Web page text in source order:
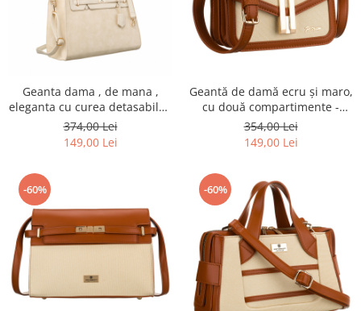
Geanta dama , de mana ,
eleganta cu curea detasabila -
Peterson PTR-PTN R-1907-
9740 BE
374,00 Lei
149,00 Lei
Geantă de damă ecru și maro,
cu două compartimente -
Peterson PTR-PTN DALIA
ECRU-BROWN
354,00 Lei
149,00 Lei
-60% -60%